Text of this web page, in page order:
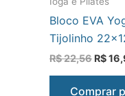
Bloco EVA
Tijolinho
R$22,56 R$
Comprar